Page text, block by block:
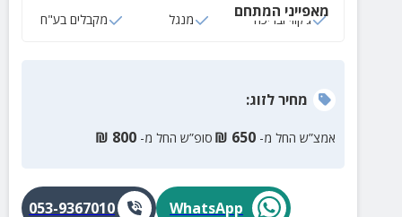
מאפייני המתחם
ג‘קוזי ובריכה מנגל מקבלים בע"ח
מחירלזוג:
אמצ”ש החל מ- 650
₪ סופ”ש החל מ- 800
₪
WhatsApp
053-9367010